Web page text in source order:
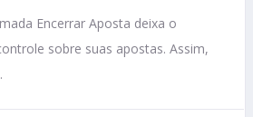
Encerrar Aposta deixa o
sobre suas apostas. Assim,